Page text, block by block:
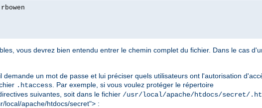
vous devrez bien entendu entrer le chemin complet du fichier. Dans le cas
un mot de passe et lui préciser quels utilisateurs ont l'autorisation
.htaccess . Par exemple, si vous voulez protéger le répertoire
suivantes, soit dans le fichier /usr/local/apache/htdocs/secret/
local/apache/htdocs/secret"> :